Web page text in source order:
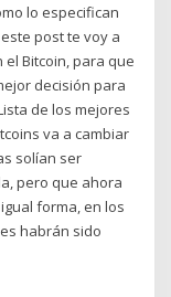
lo especifican
post te voy a
Bitcoin, para que
decisión para
de los mejores
va a cambiar
solían ser
pero que ahora
forma, en los
habrán sido